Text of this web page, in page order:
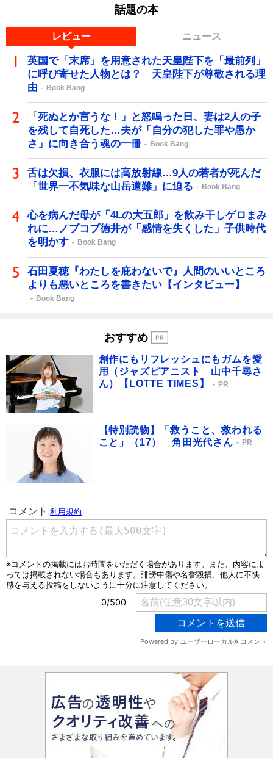
話題の本
レビュー ニュース
英国で「末席」を用意された天皇陛下を「最前列」
に呼び寄せた人物とは？ 天皇陛下が尊敬される理
由
Book Bang
「死ぬとか言うな！」と怒鳴った日、妻は2人の子
を残して自死した…夫が「自分の犯した罪や愚か
さ」に向き合う魂の一冊
Book Bang
舌は欠損、衣服には高放射線…9人の若者が死んだ
「世界一不気味な山岳遭難」に迫る
Book Bang
心を病んだ母が「4Lの大五郎」を飲み干しゲロまみ
れに…ノブコブ徳井が「感情を失くした」子供時代
を明かす
Book Bang
石田夏穂『わたしを庇わないで』人間のいいところ
よりも悪いところを書きたい【インタビュー】
Book Bang
おすすめ
創作にもリフレッシュにもガムを愛
用（ジャズピアニスト 山中千尋さ
ん）【LOTTE TIMES】
PR
【特別読物】「救うこと、救われる
こと」（17） 角田光代さん
PR